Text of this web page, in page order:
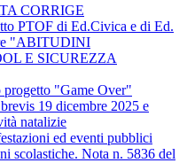
CORRIGE
PTOF di Ed.Civica e di Ed.
"ABITUDINI
E SICUREZZA
"Game Over"
19 dicembre 2025 e
natalizie
ed eventi pubblici
scolastiche. Nota n. 5836 del